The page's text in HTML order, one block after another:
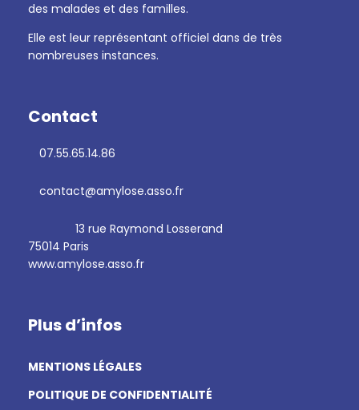
des malades et des familles.
Elle est leur représentant officiel dans de très
nombreuses instances.
Contact
07.55.65.14.86
contact@amylose.asso.fr
13 rue Raymond Losserand
75014 Paris
www.amylose.asso.fr
Plus d’infos
MENTIONS LÉGALES
POLITIQUE DE CONFIDENTIALITÉ